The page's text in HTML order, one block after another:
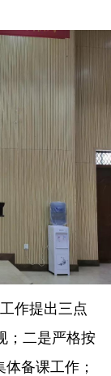
作提出三点
；二是严格按
备课工作；